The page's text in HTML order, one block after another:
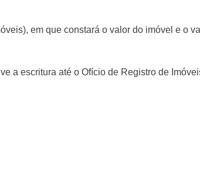
em que constará o valor do imóvel e o
a escritura até o Ofício de Registro de